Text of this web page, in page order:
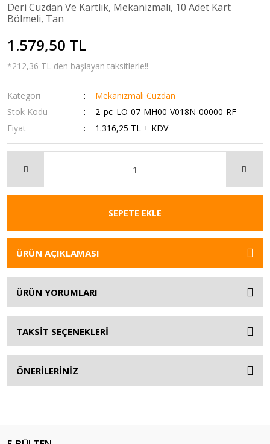
Deri Cüzdan Ve Kartlık, Mekanizmalı, 10 Adet Kart
Bölmeli, Tan
1.579,50 TL
*212,36 TL den başlayan taksitlerle!!
Kategori
Mekanizmalı Cüzdan
Stok Kodu
2_pc_LO-07-MH00-V018N-00000-RF
Fiyat
1.316,25 TL + KDV
SEPETE EKLE
ÜRÜN AÇIKLAMASI
ÜRÜN YORUMLARI
TAKSİT SEÇENEKLERİ
ÖNERİLERİNİZ